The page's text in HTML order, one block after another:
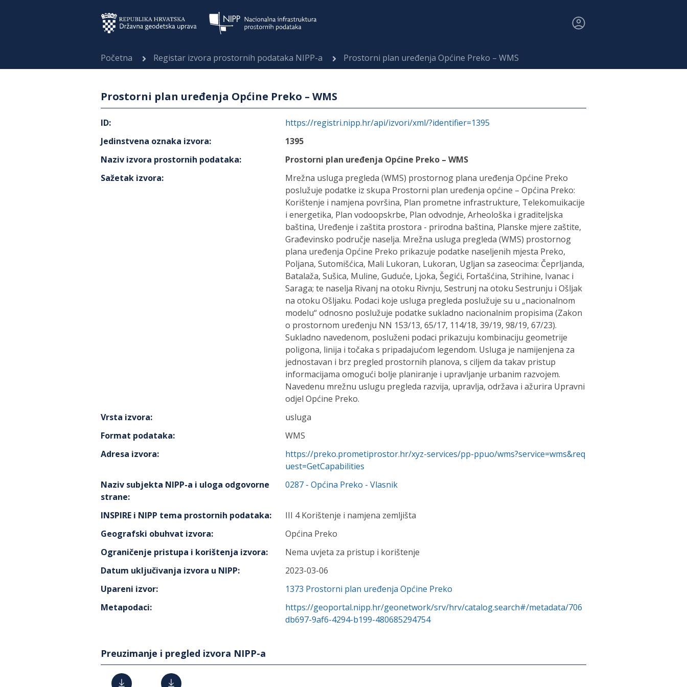
Početna Registar izvora prostornih podataka NIPP-a Prostorni plan uređenja Općine Preko – WMS
Prostorni plan uređenja Općine Preko – WMS
ID:
https://registri.nipp.hr/api/izvori/xml/?identifier=1395
Jedinstvena oznaka izvora:
1395
Naziv izvora prostornih podataka:
Prostorni plan uređenja Općine Preko – WMS
Sažetak izvora:
Mrežna usluga pregleda (WMS) prostornog plana uređenja Općine Preko
poslužuje podatke iz skupa Prostorni plan uređenja općine – Općina Preko:
Korištenje i namjena površina, Plan prometne infrastrukture, Telekomuikacije
i energetika, Plan vodoopskrbe, Plan odvodnje, Arheološka i graditeljska
baština, Uređenje i zaštita prostora - prirodna baština, Planske mjere zaštite,
Građevinsko područje naselja. Mrežna usluga pregleda (WMS) prostornog
plana uređenja Općine Preko prikazuje podatke naseljenih mjesta Preko,
Poljana, Sutomišćica, Mali Lukoran, Lukoran, Ugljan sa zaseocima: Čeprljanda,
Batalaža, Sušica, Muline, Guduće, Ljoka, Šegići, Fortašćina, Strihine, Ivanac i
Saraga; te naselja Rivanj na otoku Rivnju, Sestrunj na otoku Sestrunju i Ošljak
na otoku Ošljaku. Podaci koje usluga pregleda poslužuje su u „nacionalnom
modelu“ odnosno poslužuje podatke sukladno nacionalnim propisima (Zakon
o prostornom uređenju NN 153/13, 65/17, 114/18, 39/19, 98/19, 67/23).
Sukladno navedenom, posluženi podaci prikazuju kombinaciju geometrije
poligona, linija i točaka s pripadajućom legendom. Usluga je namijenjena za
jednostavan i brz pregled prostornih planova, s ciljem da takav pristup
informacijama omogući bolje planiranje i upravljanje urbanim razvojem.
Navedenu mrežnu uslugu pregleda razvija, upravlja, održava i ažurira Upravni
odjel Općine Preko.
Vrsta izvora:
usluga
Format podataka:
WMS
Adresa izvora:
https://preko.prometiprostor.hr/xyz-services/pp-ppuo/wms?service=wms&req
uest=GetCapabilities
Naziv subjekta NIPP-a i uloga odgovorne
strane:
0287 - Općina Preko - Vlasnik
INSPIRE i NIPP tema prostornih podataka:
III 4 Korištenje i namjena zemljišta
Geografski obuhvat izvora:
Općina Preko
Ograničenje pristupa i korištenja izvora:
Nema uvjeta za pristup i korištenje
Datum uključivanja izvora u NIPP:
2023-03-06
Upareni izvor: 1373 Prostorni plan uređenja Općine Preko
Metapodaci:
https://geoportal.nipp.hr/geonetwork/srv/hrv/catalog.search#/metadata/706
db697-9af6-4294-b199-480685294754
Preuzimanje i pregled izvora NIPP-a